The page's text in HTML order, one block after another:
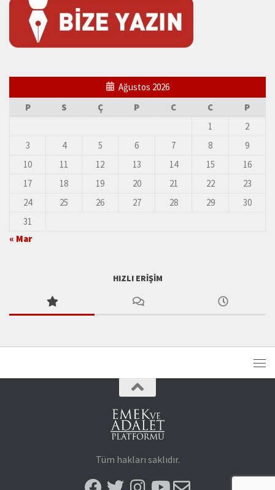
Ağustos 2026
P
S Ç P C C
P
1
2
3
4 5 6 7 8
9
10
11 12 13 14 15
16
17
18 19 20 21 22
23
24
25 26 27 28 29
30
31
« Mar
HIZLI ERIŞIM
Tüm hakları saklıdır.